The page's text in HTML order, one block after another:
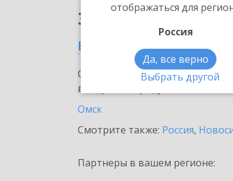
отображаться для
Россия
Да, все верно
Выбрать другой
Заказать
в Омской области
Ознакомьтесь с
внедрение продукта.
Омск
Смотрите также: Россия,
Партнеры в вашем регионе: